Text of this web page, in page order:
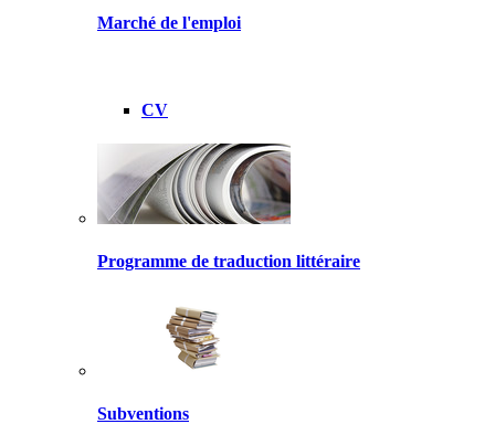
Marché de l'emploi
CV
Programme de traduction littéraire
Subventions